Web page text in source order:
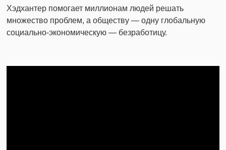
Хэдхантер помогает миллионам людей решать
множество проблем, а обществу — одну глобальную
социально-экономическую — безработицу.